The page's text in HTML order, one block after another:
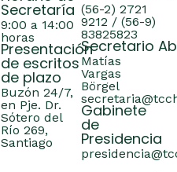
Secretaría
9:00 a 14:00
horas
Presentación
de escritos
de plazo
Buzón 24/7,
en Pje. Dr.
Sótero del
Río 269,
Santiago
(56-2) 2721
9212 / (56-9)
83825823
Secretario
Matías
Vargas
Börgel
Gabinete
de
Presidencia